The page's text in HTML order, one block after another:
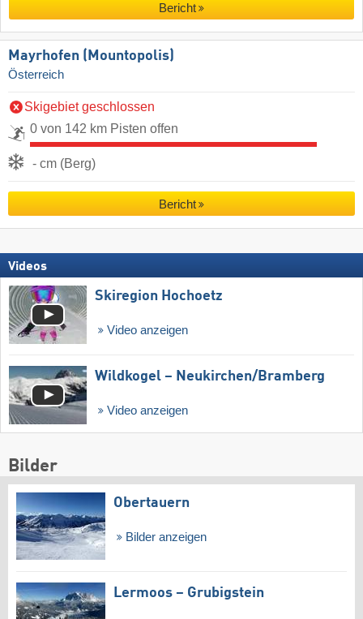
Bericht
Mayrhofen (Mountopolis)
Österreich
Skigebiet geschlossen
0 von 142 km Pisten offen
- cm (Berg)
Bericht
Videos
Skiregion Hochoetz
Video anzeigen
Wildkogel – Neukirchen/​Bramberg
Video anzeigen
Bilder
Obertauern
Bilder anzeigen
Lermoos – Grubigstein